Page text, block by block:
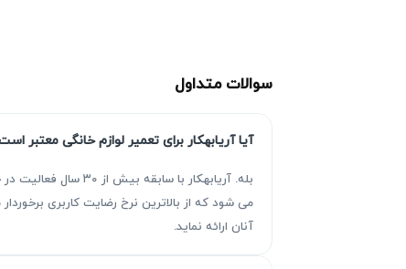
سوالات متداول
آیا آریابهکار برای تعمیر لوازم خانگی معتبر
بله. آریابهکار
می شود که از بالاترین نرخ رضایت کاربری
آنان ارائه نماید.